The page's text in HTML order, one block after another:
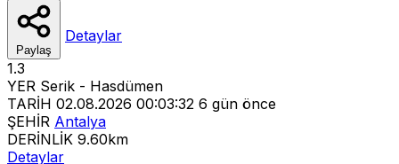
Paylaş
Detaylar
1.3
YER Serik - Hasdümen
TARİH 02.08.2026 00:03:32 6 gün önce
ŞEHİR Antalya
DERİNLİK 9.60km
Detaylar